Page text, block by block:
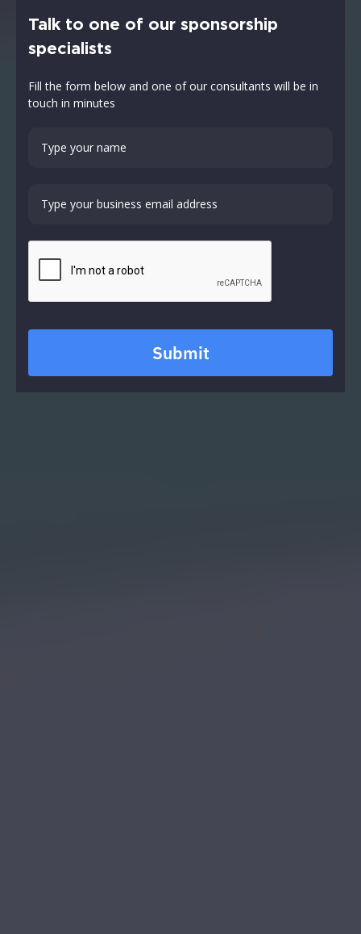
Talk to one of our sponsorship
specialists
Fill the form below and one of our consultants will be in
touch in minutes
Submit